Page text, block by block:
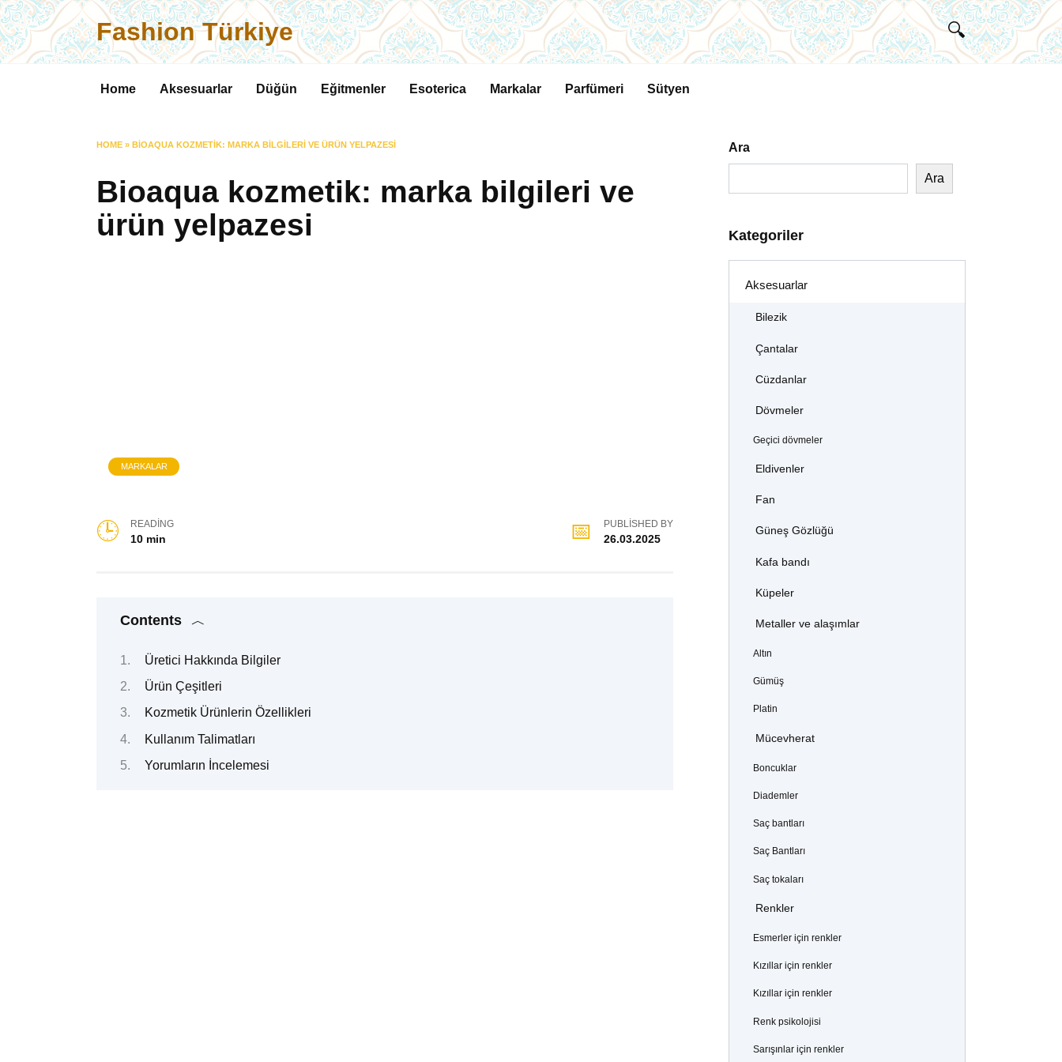
Skip
to
content
Fashion Türkiye
Home Aksesuarlar Düğün Eğitmenler Esoterica Markalar Parfümeri Sütyen
HOME » BIOAQUA KOZMETIK: MARKA BILGILERI VE ÜRÜN YELPAZESI
Bioaqua kozmetik: marka bilgileri ve
ürün yelpazesi
MARKALAR
READING
10 min
PUBLISHED BY
26.03.2025
Contents
Üretici Hakkında Bilgiler
Ürün Çeşitleri
Kozmetik Ürünlerin Özellikleri
Kullanım Talimatları
Yorumların İncelemesi
Ara
Ara
Kategoriler
Aksesuarlar
Bilezik
Çantalar
Cüzdanlar
Dövmeler
Geçici dövmeler
Eldivenler
Fan
Güneş Gözlüğü
Kafa bandı
Küpeler
Metaller ve alaşımlar
Altın
Gümüş
Platin
Mücevherat
Boncuklar
Diademler
Saç bantları
Saç Bantları
Saç tokaları
Renkler
Esmerler için renkler
Kızıllar için renkler
Kızıllar için renkler
Renk psikolojisi
Sarışınlar için renkler